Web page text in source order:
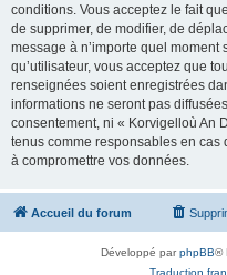
conditions. Vous acceptez le fait
de supprimer, de modifier, de
message à n’importe quel
qu’utilisateur, vous acceptez que
renseignées soient enregistrées
informations ne seront pas
consentement, ni « Korvigelloù An
tenus comme responsables en
à compromettre vos données.
Accueil du forum
Développé parphpBB®
Traduction